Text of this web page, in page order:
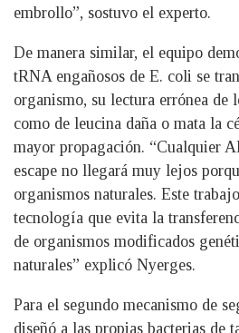
embrollo”, sostuvo el experto.
De manera similar, el equipo
tRNA engañosos de E. coli se
organismo, su lectura errónea de
como de leucina daña o mata la
mayor propagación. “Cualquier
escape no llegará muy lejos
organismos naturales. Este
tecnología que evita la
de organismos modificados
naturales” explicó Nyerges.
Para el segundo mecanismo de
diseñó a las propias bacterias de